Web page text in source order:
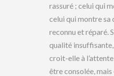
rassuré ; celui qui
celui qui montre sa
reconnu et réparé.
qualité insuffisante,
croit-elle à
être consolée,